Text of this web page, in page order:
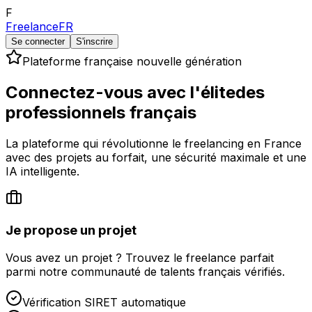
F
FreelanceFR
Se connecter S'inscrire
Plateforme française nouvelle génération
Connectez-vous avec l'élitedes
professionnels français
La plateforme qui révolutionne le freelancing en France
avec des projets au forfait, une sécurité maximale et une
IA intelligente.
Je propose un projet
Vous avez un projet ? Trouvez le freelance parfait
parmi notre communauté de talents français vérifiés.
Vérification SIRET automatique